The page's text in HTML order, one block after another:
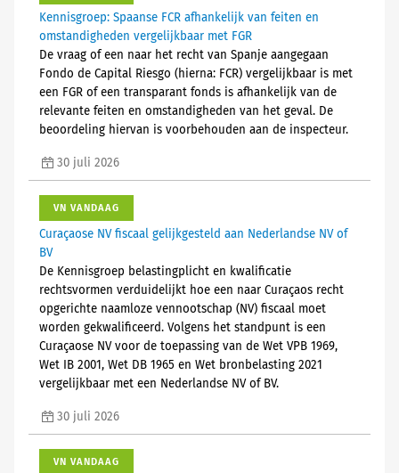
Kennisgroep: Spaanse FCR afhankelijk van feiten en
omstandigheden vergelijkbaar met FGR
De vraag of een naar het recht van Spanje aangegaan
Fondo de Capital Riesgo (hierna: FCR) vergelijkbaar is met
een FGR of een transparant fonds is afhankelijk van de
relevante feiten en omstandigheden van het geval. De
beoordeling hiervan is voorbehouden aan de inspecteur.
30 juli 2026
VN VANDAAG
Curaçaose NV fiscaal gelijkgesteld aan Nederlandse NV of
BV
De Kennisgroep belastingplicht en kwalificatie
rechtsvormen verduidelijkt hoe een naar Curaçaos recht
opgerichte naamloze vennootschap (NV) fiscaal moet
worden gekwalificeerd. Volgens het standpunt is een
Curaçaose NV voor de toepassing van de Wet VPB 1969,
Wet IB 2001, Wet DB 1965 en Wet bronbelasting 2021
vergelijkbaar met een Nederlandse NV of BV.
30 juli 2026
VN VANDAAG